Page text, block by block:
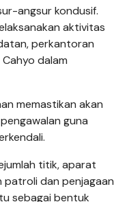
angsur kondusif.
aktivitas
perkantoran
dalam
memastikan akan
guna
titik, aparat
patroli dan penjagaan
sebagai bentuk